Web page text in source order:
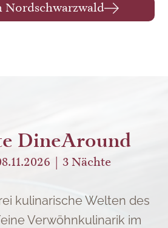
Nordschwarzwald
DineAround
3 Nächte
kulinarische Welten des
Verwöhnkulinarik im